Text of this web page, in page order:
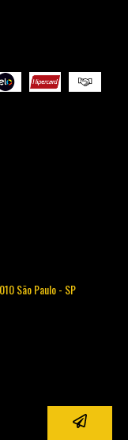
São Paulo - SP